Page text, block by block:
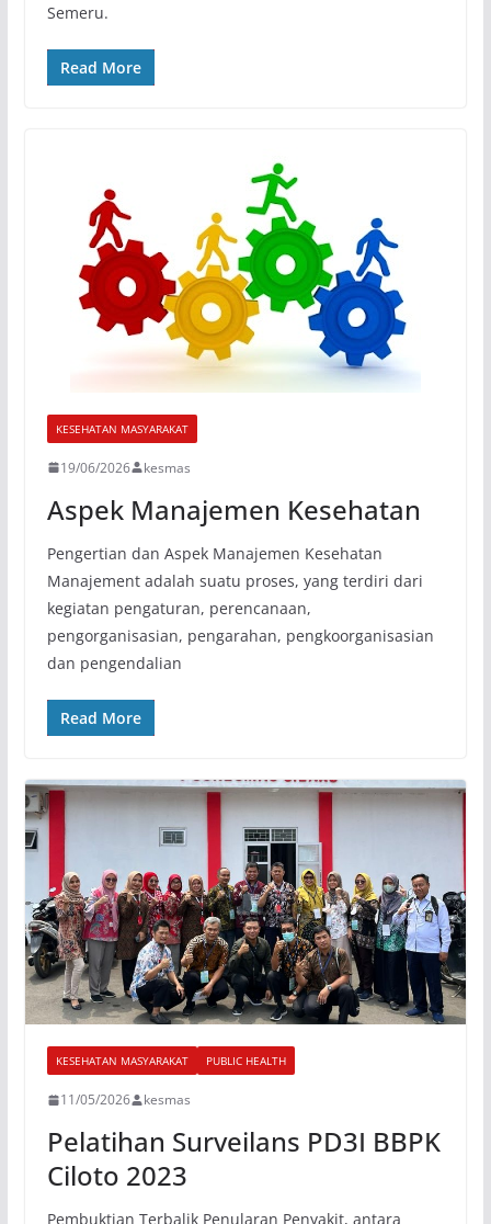
Semeru.
Read More
KESEHATAN MASYARAKAT
19/06/2026 kesmas
Aspek Manajemen Kesehatan
Pengertian dan Aspek Manajemen Kesehatan
Manajement adalah suatu proses, yang terdiri dari
kegiatan pengaturan, perencanaan,
pengorganisasian, pengarahan, pengkoorganisasian
dan pengendalian
Read More
KESEHATAN MASYARAKAT PUBLIC HEALTH
11/05/2026 kesmas
Pelatihan Surveilans PD3I BBPK
Ciloto 2023
Pembuktian Terbalik Penularan Penyakit, antara